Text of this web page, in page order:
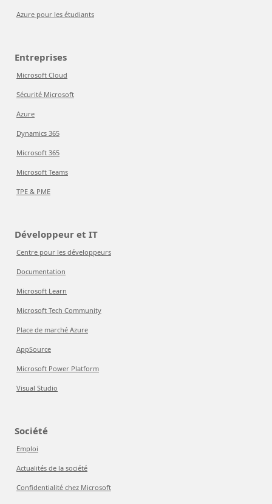
Azure pour les étudiants
Entreprises
Microsoft Cloud
Sécurité Microsoft
Azure
Dynamics 365
Microsoft 365
Microsoft Teams
TPE & PME
Développeur et IT
Centre pour les développeurs
Documentation
Microsoft Learn
Microsoft Tech Community
Place de marché Azure
AppSource
Microsoft Power Platform
Visual Studio
Société
Emploi
Actualités de la société
Confidentialité chez Microsoft